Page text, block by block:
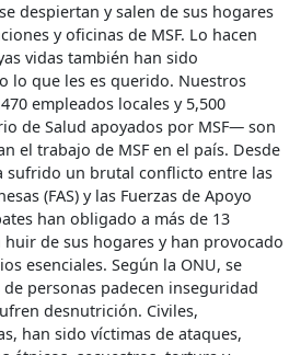
despiertan y salen de sus hogares
y oficinas de MSF. Lo hacen
vidas también han sido
lo que les es querido. Nuestros
empleados locales y 5,500
de Salud apoyados por MSF— son
el trabajo de MSF en el país. Desde
sufrido un brutal conflicto entre las
(FAS) y las Fuerzas de Apoyo
han obligado a más de 13
de sus hogares y han provocado
esenciales. Según la ONU, se
personas padecen inseguridad
desnutrición. Civiles,
han sido víctimas de ataques,